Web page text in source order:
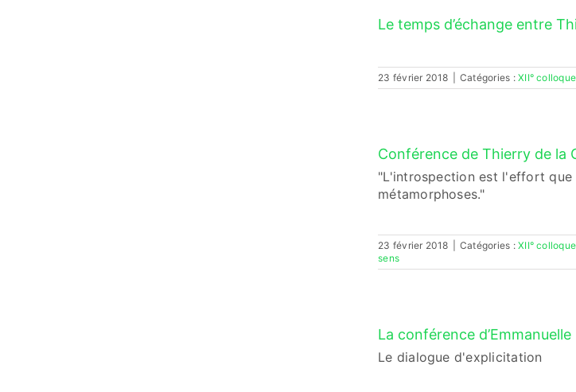
Le temps d’échange entre
23 février 2018 Catégories :XII°
Conférence de Thierry de la
"L'introspection est l'effort que
métamorphoses."
23 février 2018 Catégories :XII°
sens
La conférence
Le dialogue d'explicitation